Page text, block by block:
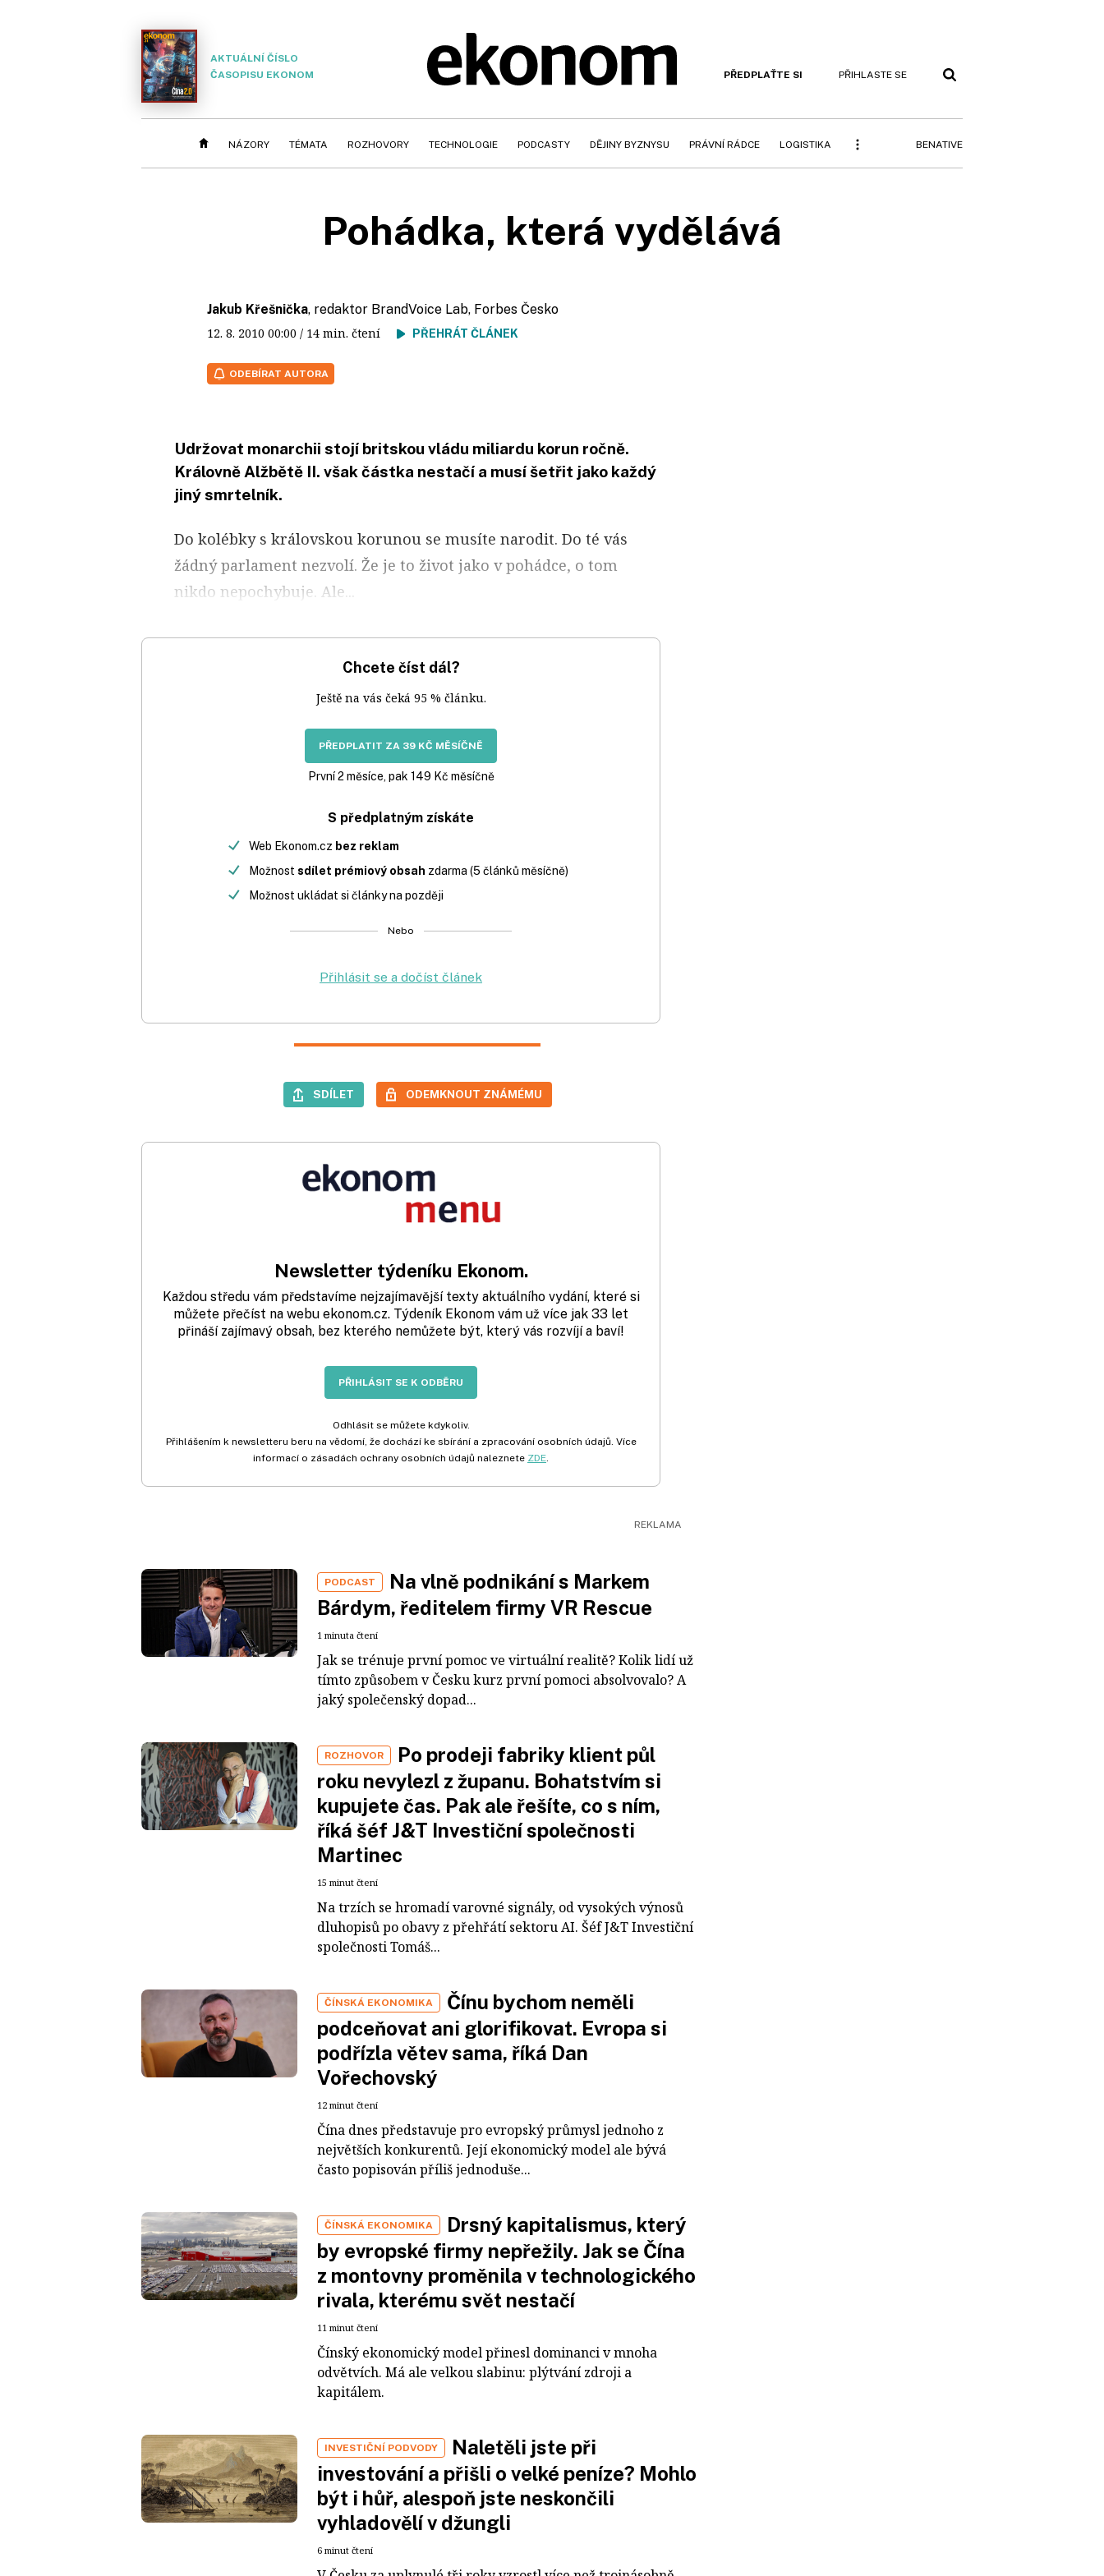
AKTUÁLNÍ ČÍSLO
ČASOPISU EKONOM
PŘEDPLAŤTE SI PŘIHLASTE SE
NÁZORY TÉMATA ROZHOVORY TECHNOLOGIE PODCASTY DĚJINY BYZNYSU PRÁVNÍ RÁDCE LOGISTIKA BENATIVE
Pohádka, která vydělává
Jakub Křešnička, redaktor BrandVoice Lab, Forbes Česko
12. 8. 2010 00:00 / 14 min. čtení PŘEHRÁT ČLÁNEK
ODEBÍRAT AUTORA
Udržovat monarchii stojí britskou vládu miliardu korun ročně.
Královně Alžbětě II. však částka nestačí a musí šetřit jako každý
jiný smrtelník.
Do kolébky s královskou korunou se musíte narodit. Do té vás
žádný parlament nezvolí. Že je to život jako v pohádce, o tom
nikdo nepochybuje. Ale...
Chcete číst dál?
Ještě na vás čeká 95 % článku.
PŘEDPLATIT ZA 39 KČ MĚSÍČNĚ
První 2 měsíce, pak 149 Kč měsíčně
S předplatným získáte
Web Ekonom.cz bez reklam
Možnost sdílet prémiový obsah zdarma (5 článků měsíčně)
Možnost ukládat si články na později
Nebo
Přihlásit se a dočíst článek
SDÍLET ODEMKNOUT ZNÁMÉMU
Newsletter týdeníku Ekonom.
Každou středu vám představíme nejzajímavější texty aktuálního vydání, které si
můžete přečíst na webu ekonom.cz. Týdeník Ekonom vám už více jak 33 let
přináší zajímavý obsah, bez kterého nemůžete být, který vás rozvíjí a baví!
PŘIHLÁSIT SE K ODBĚRU
Odhlásit se můžete kdykoliv.
Přihlášením k newsletteru beru na vědomí, že dochází ke sbírání a zpracování osobních údajů. Více
informací o zásadách ochrany osobních údajů naleznete ZDE.
PODCAST
Na vlně podnikání s Markem
Bárdym, ředitelem firmy VR Rescue
1 minuta čtení
Jak se trénuje první pomoc ve virtuální realitě? Kolik lidí už
tímto způsobem v Česku kurz první pomoci absolvovalo? A
jaký společenský dopad...
ROZHOVOR
Po prodeji fabriky klient půl
roku nevylezl z županu. Bohatstvím si
kupujete čas. Pak ale řešíte, co s ním,
říká šéf J&T Investiční společnosti
Martinec
15 minut čtení
Na trzích se hromadí varovné signály, od vysokých výnosů
dluhopisů po obavy z přehřátí sektoru AI. Šéf J&T Investiční
společnosti Tomáš...
ČÍNSKÁ EKONOMIKA
Čínu bychom neměli
podceňovat ani glorifikovat. Evropa si
podřízla větev sama, říká Dan
Vořechovský
12 minut čtení
Čína dnes představuje pro evropský průmysl jednoho z
největších konkurentů. Její ekonomický model ale bývá
často popisován příliš jednoduše...
ČÍNSKÁ EKONOMIKA
Drsný kapitalismus, který
by evropské firmy nepřežily. Jak se Čína
z montovny proměnila v technologického
rivala, kterému svět nestačí
11 minut čtení
Čínský ekonomický model přinesl dominanci v mnoha
odvětvích. Má ale velkou slabinu: plýtvání zdroji a
kapitálem.
INVESTIČNÍ PODVODY
Naletěli jste při
investování a přišli o velké peníze? Mohlo
být i hůř, alespoň jste neskončili
vyhladovělí v džungli
6 minut čtení